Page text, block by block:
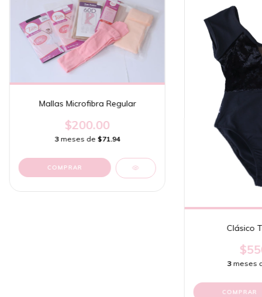
Mallas Microfibra Regular
$200.00
3 meses de $71.94
COMPRAR
Clásico
3 meses
COMPRAR